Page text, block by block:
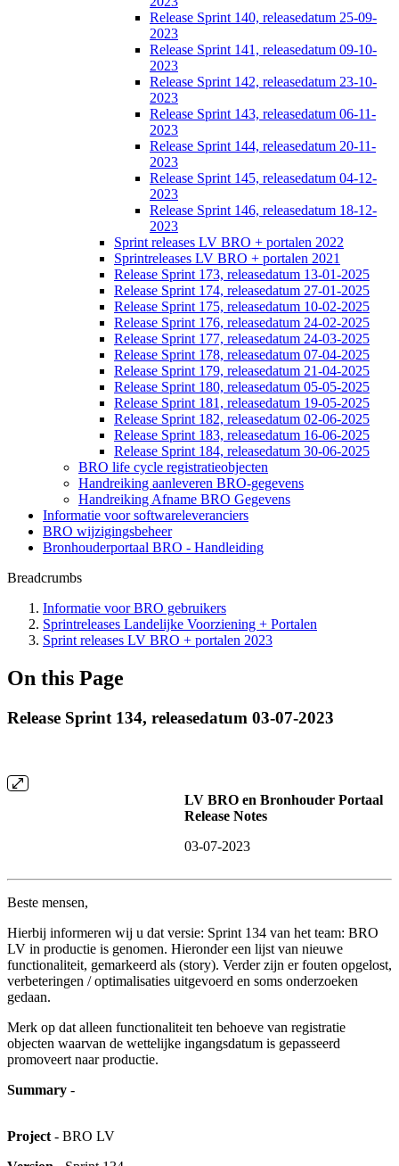
Release Sprint 140, releasedatum 25-09-
2023
Release Sprint 141, releasedatum 09-10-
2023
Release Sprint 142, releasedatum 23-10-
2023
Release Sprint 143, releasedatum 06-11-
2023
Release Sprint 144, releasedatum 20-11-
2023
Release Sprint 145, releasedatum 04-12-
2023
Release Sprint 146, releasedatum 18-12-
2023
Sprint releases LV BRO + portalen 2022
Sprintreleases LV BRO + portalen 2021
Release Sprint 173, releasedatum 13-01-2025
Release Sprint 174, releasedatum 27-01-2025
Release Sprint 175, releasedatum 10-02-2025
Release Sprint 176, releasedatum 24-02-2025
Release Sprint 177, releasedatum 24-03-2025
Release Sprint 178, releasedatum 07-04-2025
Release Sprint 179, releasedatum 21-04-2025
Release Sprint 180, releasedatum 05-05-2025
Release Sprint 181, releasedatum 19-05-2025
Release Sprint 182, releasedatum 02-06-2025
Release Sprint 183, releasedatum 16-06-2025
Release Sprint 184, releasedatum 30-06-2025
BRO life cycle registratieobjecten
Handreiking aanleveren BRO-gegevens
Handreiking Afname BRO Gegevens
Informatie voor softwareleveranciers
BRO wijzigingsbeheer
Bronhouderportaal BRO - Handleiding
Breadcrumbs
Informatie voor BRO gebruikers
Sprintreleases Landelijke Voorziening + Portalen
Sprint releases LV BRO + portalen 2023
On this Page
Release Sprint 134, releasedatum 03-07-2023
LV BRO en Bronhouder Portaal
Release Notes
03-07-2023
Beste mensen,
Hierbij informeren wij u dat versie: Sprint 134 van het team: BRO
LV in productie is genomen. Hieronder een lijst van nieuwe
functionaliteit, gemarkeerd als (story). Verder zijn er fouten opgelost,
verbeteringen / optimalisaties uitgevoerd en soms onderzoeken
gedaan.
Merk op dat alleen functionaliteit ten behoeve van registratie
objecten waarvan de wettelijke ingangsdatum is gepasseerd
promoveert naar productie.
Summary -
Project - BRO LV